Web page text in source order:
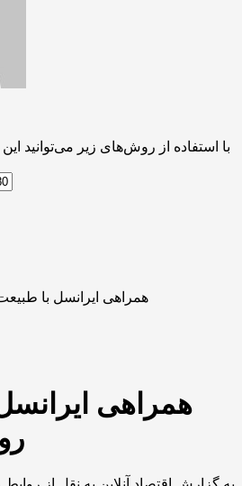
با استفاده از روش‌های زیر می‌توانید
همراهی ایرانسل با
همراهی